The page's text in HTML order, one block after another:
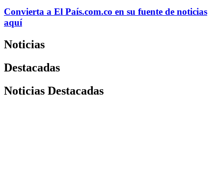
Convierta a El País.com.co en su fuente de noticias
aquí
Noticias
Destacadas
Noticias Destacadas